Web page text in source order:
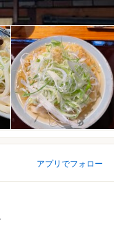
アプリでフォロー